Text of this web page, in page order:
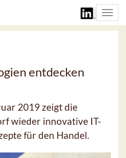
entdecken
2019 zeigt die
wieder innovative IT-
für den Handel.